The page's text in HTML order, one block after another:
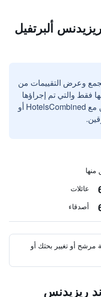
ألبرتفيل
وعرض التقييمات من
فقط والتي تم إجراؤها
بواسطة مستخدمين حقيقيين مع HotelsCombined أو
عائلات
أصدقاء
مرشح أو تغيير بحثك أو
ريزيدنس